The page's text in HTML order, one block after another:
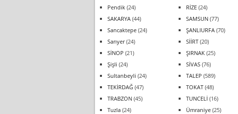
Pendik (24) RİZE (24)
SAKARYA (44) SAMSUN (77)
Sancaktepe (24) ŞANLIURFA (70)
Sarıyer(24) SİİRT (20)
SİNOP (21) ŞIRNAK (25)
Şişli (24) SİVAS (76)
Sultanbeyli (24) TALEP (589)
TEKİRDAĞ (47) TOKAT (48)
TRABZON (45) TUNCELİ (16)
Tuzla (24) Ümraniye (25)